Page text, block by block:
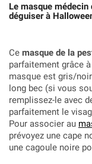
Le masque
déguiser à
Ce masque de la
parfaitement grâce
masque est gris/
long bec (si vous
remplissez-le avec
parfaitement le
Pour associer au
prévoyez une cape
une cagoule noire